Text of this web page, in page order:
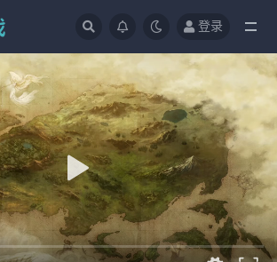
登录